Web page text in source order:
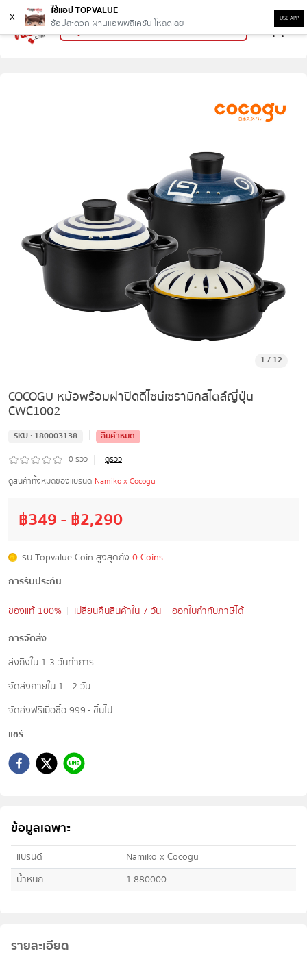
x
ใช้แอป TOPVALUE
ช้อปสะดวก ผ่านแอพพลิเคชั่น โหลดเลย
USE APP
1 / 12
COCOGU หม้อพร้อมฝาปิดดีไซน์เซรามิกสไตล์ญี่ปุ่น
CWC1002
SKU : 180003138 |
สินค้าหมด
0 รีวิว |
ดูรีวิว
ดูสินค้าทั้งหมดของแบรนด์ Namiko x Cocogu
฿349- ฿2,290
รับ Topvalue Coin สูงสุดถึง 0 Coins
การรับประกัน
ของแท้ 100%
เปลี่ยนคืนสินค้าใน 7 วัน
ออกใบกำกับภาษีได้
การจัดส่ง
ส่งถึงใน 1-3 วันทำการ
จัดส่งภายใน 1 - 2 วัน
จัดส่งฟรีเมื่อซื้อ 999.- ขึ้นไป
แชร์
ข้อมูลเฉพาะ
แบรนด์
Namiko x Cocogu
น้ำหนัก
1.880000
รายละเอียด